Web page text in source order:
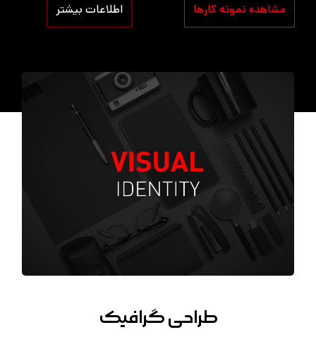
مشاهده نمونه کارها اطلاعات بیشتر
طراحی گرافیک